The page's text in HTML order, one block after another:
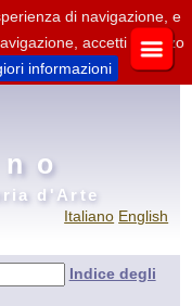
di navigazione, e
accetti l'utilizzo
informazioni
d'Arte
Italiano English
Indice degli